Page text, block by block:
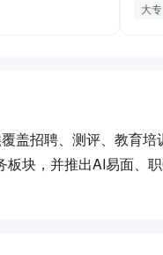
大专
盖招聘、测评、教育培
块，并推出AI易面、